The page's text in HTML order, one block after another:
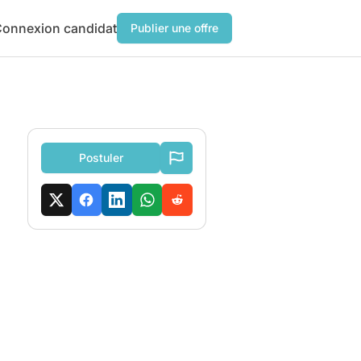
candidat Publier une offre
Postuler